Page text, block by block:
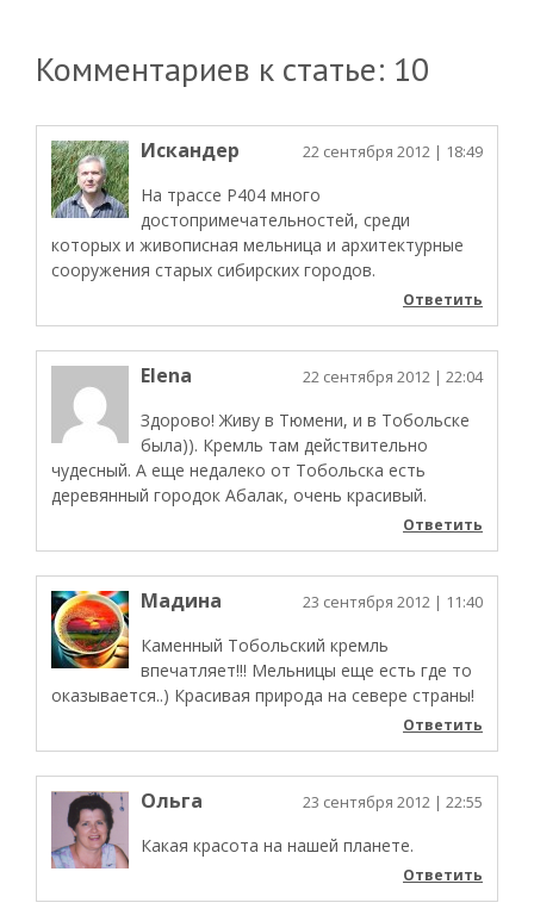
Комментариев к статье: 10
Искандер 22 сентября 2012 | 18:49
На трассе Р404 много
достопримечательностей, среди
которых и живописная мельница и архитектурные
сооружения старых сибирских городов.
Ответить
Elena 22 сентября 2012 | 22:04
Здорово! Живу в Тюмени, и в Тобольске
была)). Кремль там действительно
чудесный. А еще недалеко от Тобольска есть
деревянный городок Абалак, очень красивый.
Ответить
Мадина 23 сентября 2012 | 11:40
Каменный Тобольский кремль
впечатляет!!! Мельницы еще есть где то
оказывается..) Красивая природа на севере страны!
Ответить
Ольга 23 сентября 2012 | 22:55
Какая красота на нашей планете.
Ответить